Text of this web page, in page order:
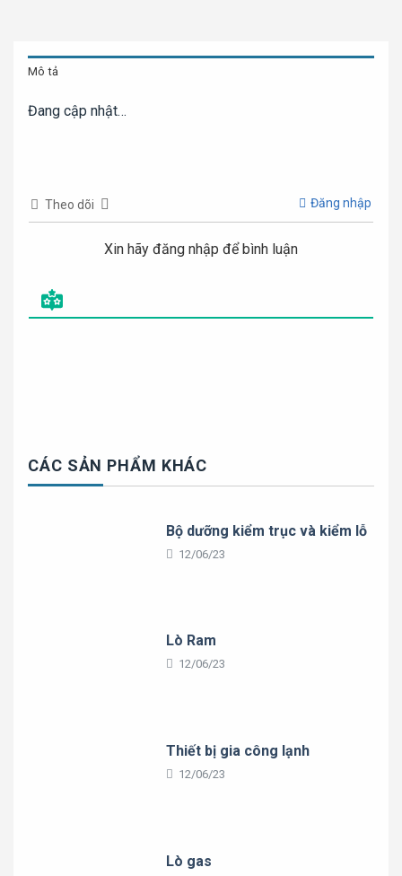
Mô tả
Đang cập nhật…
Theo dõi Đăng nhập
Xin hãy đăng nhập để bình luận
CÁC SẢN PHẨM KHÁC
Bộ dưỡng kiểm trục và kiểm lỗ
12/06/23
Lò Ram
12/06/23
Thiết bị gia công lạnh
12/06/23
Lò gas